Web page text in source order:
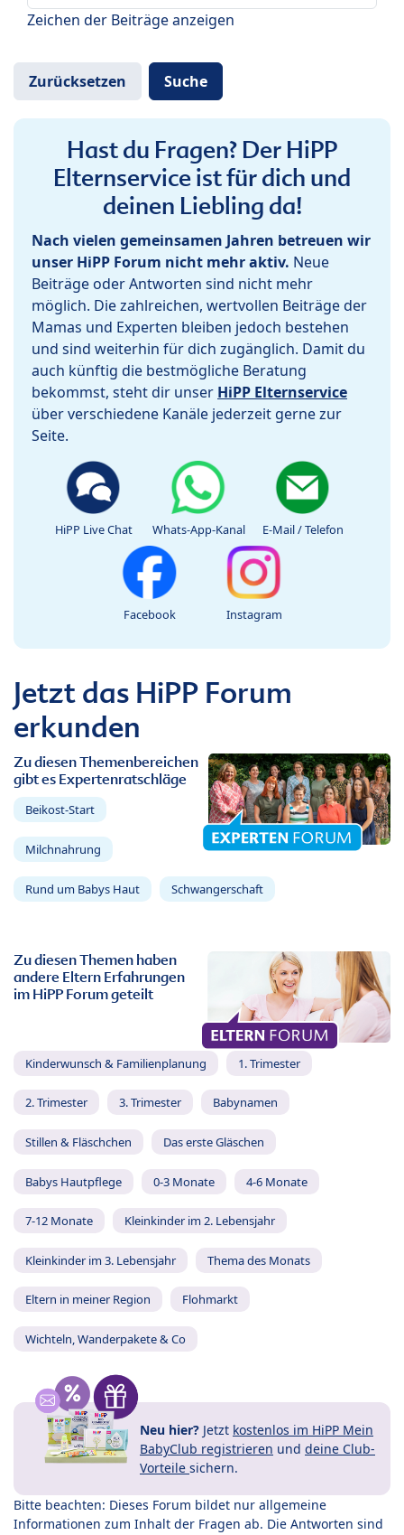
Zeichen der Beiträge anzeigen
Hast du Fragen? Der HiPP
Elternservice ist für dich und
deinen Liebling da!
Nach vielen gemeinsamen Jahren betreuen wir
unser HiPP Forum nicht mehr aktiv. Neue
Beiträge oder Antworten sind nicht mehr
möglich. Die zahlreichen, wertvollen Beiträge der
Mamas und Experten bleiben jedoch bestehen
und sind weiterhin für dich zugänglich. Damit du
auch künftig die bestmögliche Beratung
bekommst, steht dir unser HiPP Elternservice
über verschiedene Kanäle jederzeit gerne zur
Seite.
HiPP Live Chat Whats-App-Kanal E-Mail / Telefon
Facebook Instagram
Jetzt das HiPP Forum
erkunden
Zu diesen Themenbereichen
gibt es Expertenratschläge
Beikost-Start
Milchnahrung
Rund um Babys Haut Schwangerschaft
Zu diesen Themen haben
andere Eltern Erfahrungen
im HiPP Forum geteilt
Kinderwunsch & Familienplanung 1. Trimester
2. Trimester 3. Trimester Babynamen
Stillen & Fläschchen Das erste Gläschen
Babys Hautpflege 0-3 Monate 4-6 Monate
7-12 Monate Kleinkinder im 2. Lebensjahr
Kleinkinder im 3. Lebensjahr Thema des Monats
Eltern in meiner Region Flohmarkt
Wichteln, Wanderpakete & Co
Neu hier? Jetzt kostenlos im HiPP Mein
BabyClub registrieren und deine Club-
Vorteile sichern.
Bitte beachten: Dieses Forum bildet nur allgemeine
Informationen zum Inhalt der Fragen ab. Die Antworten sind